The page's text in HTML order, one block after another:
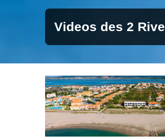
Videos des 2